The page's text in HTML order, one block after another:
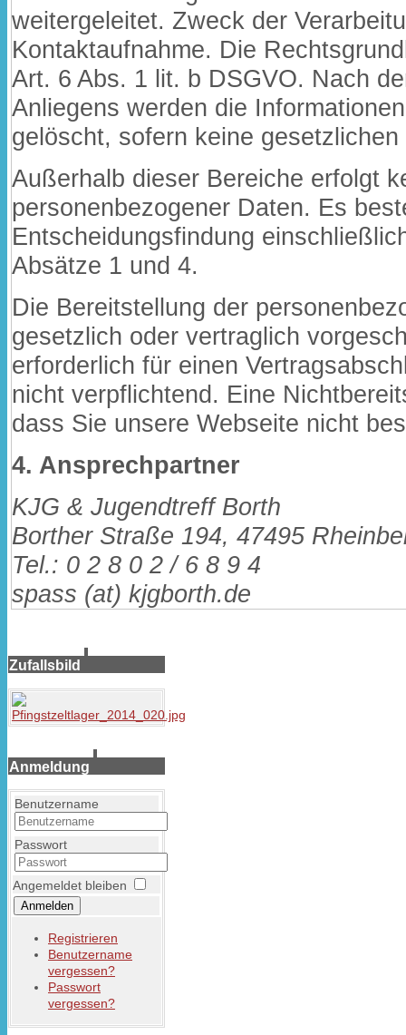
weitergeleitet. Zweck der
Kontaktaufnahme. Die
Art. 6 Abs. 1 lit. b DSGVO. Nach
Anliegens werden die
gelöscht, sofern keine
Außerhalb dieser Bereiche erfolgt
personenbezogener Daten. Es
Entscheidungsfindung
Absätze 1 und 4.
Die Bereitstellung der
gesetzlich oder vertraglich
erforderlich für einen
nicht verpflichtend. Eine
dass Sie unsere Webseite nicht
4. Ansprechpartner
KJG & Jugendtreff Borth
Borther Straße 194, 47495
Tel.: 0 2 8 0 2 / 6 8 9 4
spass (at) kjgborth.de
Zufallsbild
Anmeldung
Benutzername
Passwort
Angemeldet bleiben
Anmelden
Registrieren
Benutzername
vergessen?
Passwort
vergessen?